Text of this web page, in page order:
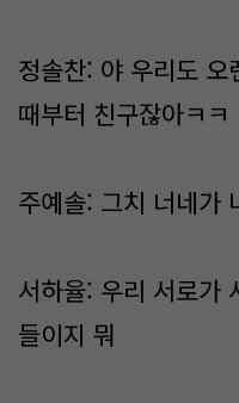
정솔찬: 야 우리도 오
때부터 친구잖아ㅋㅋ
주예솔: 그치 너네가
서하율: 우리 서로가
들이지 뭐